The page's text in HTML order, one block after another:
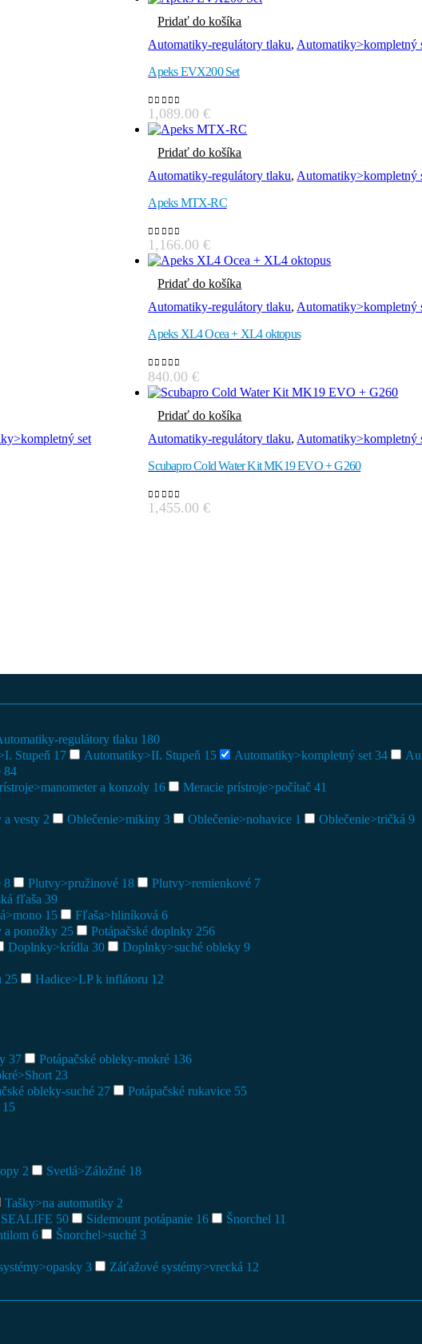
Pridať do košíka
Automatiky-regulátory tlaku, Automatiky>kompletný
Apeks EVX200 Set
0 out of 5
1,089.00€
Pridať do košíka
Automatiky-regulátory tlaku, Automatiky>kompletný
Apeks MTX-RC
0 out of 5
1,166.00€
Pridať do košíka
Automatiky-regulátory tlaku, Automatiky>kompletný
Apeks XL4 Ocea + XL4 oktopus
0out of 5
840.00€
set
Pridať do košíka
Automatiky-regulátory tlaku, Automatiky>kompletný
Scubapro Cold Water Kit MK19 EVO + G260
0 out of 5
1,455.00€
regulátory tlaku 180
Stupeň 17 Automatiky>II. Stupeň 15 Automatiky>kompletný set 34
84
a konzoly 16 Meracie prístroje>počítač 41
a vesty 2 Oblečenie>mikiny 3 Oblečenie>nohavice 1 Oblečenie>tričká 9
8 Plutvy>pružinové 18 Plutvy>remienkové 7
fľaša 39
15 Fľaša>hliníková 6
a ponožky 25 Potápačské doplnky 256
Doplnky>krídla 30 Doplnky>suché obleky 9
25 Hadice>LP k inflátoru 12
37 Potápačské obleky-mokré 136
23
obleky-suché 27 Potápačské rukavice 55
15
2 Svetlá>Záložné 18
Tašky>na automatiky 2
SEALIFE 50 Sidemount potápanie 16 Šnorchel 11
6 Šnorchel>suché 3
3 Záťažové systémy>vrecká 12